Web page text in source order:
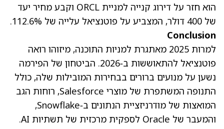
הוא חזר על דירוג קנייה למניית ORCL וקבע מחיר יעד
של 400 דולר, המצביע על פוטנציאל עלייה של 112.6%.
Conclusion
למרות 2025 מאתגרת למניות התוכנה, מיזוהו רואה
פוטנציאל להתאוששות ב‑2026. הביטחון של הפירמה
נשען על מנועים ברורים בבחירות המובילות שלה, כולל
התנופה המשתפרת של מוצרי Salesforce, רוחות הגב
המואצות של מודרניזציית הנתונים ב‑Snowflake,
והמעבר של Oracle לספקית מרכזית של תשתיות AI.